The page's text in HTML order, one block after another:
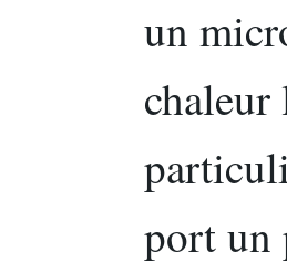
un
chaleur
port un